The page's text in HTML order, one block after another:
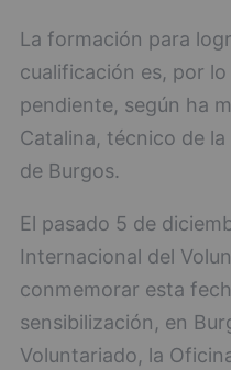
La formación para
cualificación es, por
pendiente, según ha
Catalina, técnico de
de Burgos.
El pasado 5 de
Internacional del
conmemorar esta
sensibilización, en
Voluntariado, la